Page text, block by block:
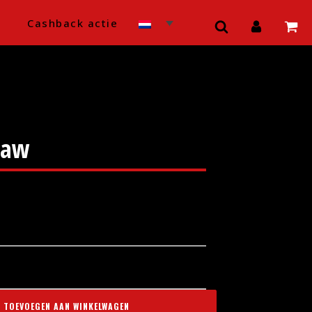
Cashback actie
TOEVOEGEN AAN WINKELWAGEN